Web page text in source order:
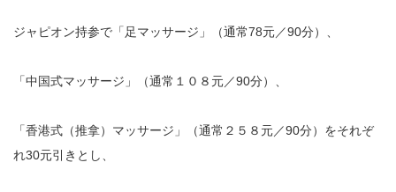
ジャピオン持参で「足マッサージ」（通常78元／90分）、
「中国式マッサージ」（通常１０８元／90分）、
「香港式（推拿）マッサージ」（通常２５８元／90分）をそれぞ
れ30元引きとし、